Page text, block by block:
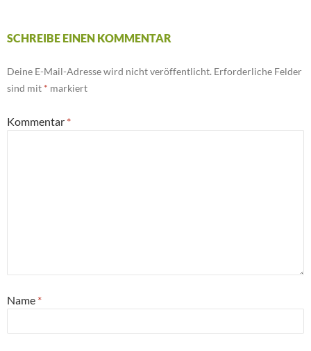
SCHREIBE EINEN KOMMENTAR
Deine E-Mail-Adresse wird nicht veröffentlicht. Erforderliche Felder
sind mit * markiert
Kommentar *
Name *